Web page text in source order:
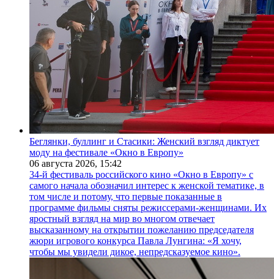
Беглянки, буллинг и Стасики: Женский взгляд диктует
моду на фестивале «Окно в Европу»
06 августа 2026, 15:42
34-й фестиваль российского кино «Окно в Европу» с
самого начала обозначил интерес к женской тематике, в
том числе и потому, что первые показанные в
программе фильмы сняты режиссерами-женщинами. Их
яростный взгляд на мир во многом отвечает
высказанному на открытии пожеланию председателя
жюри игрового конкурса Павла Лунгина: «Я хочу,
чтобы мы увидели дикое, непредсказуемое кино».